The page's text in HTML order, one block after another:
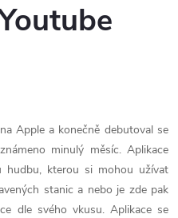
Apple a konečně debutoval se
minulý měsíc. Aplikace
hudbu, kterou si mohou užívat
stanic a nebo je zde pak
dle svého vkusu. Aplikace se